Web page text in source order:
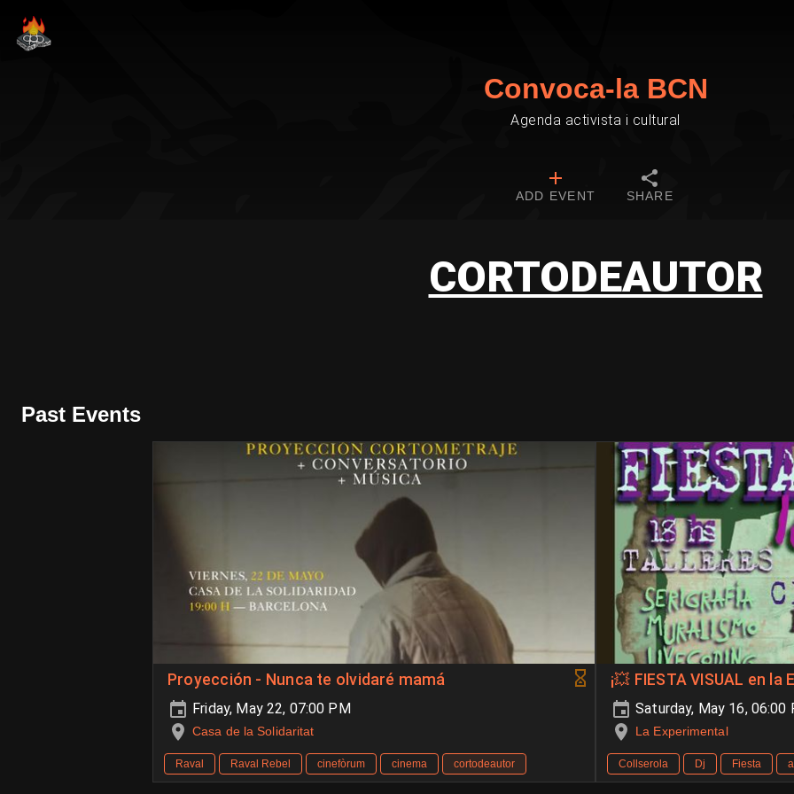
Convoca-la BCN
Agenda activista i cultural
ADD EVENT SHARE
CORTODEAUTOR
Past Events
Proyección - Nunca te olvidaré mamá
Friday, May 22, 07:00 PM
Casa de la Solidaritat
Raval Raval Rebel cinefòrum cinema cortodeautor
¡💥 FIESTA VISUAL en
Saturday, May 16, 06:00
La Experimental
Collserola Dj Fiesta